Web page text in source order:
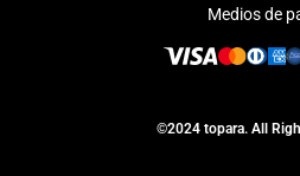
Medios de
©2024 topara. All